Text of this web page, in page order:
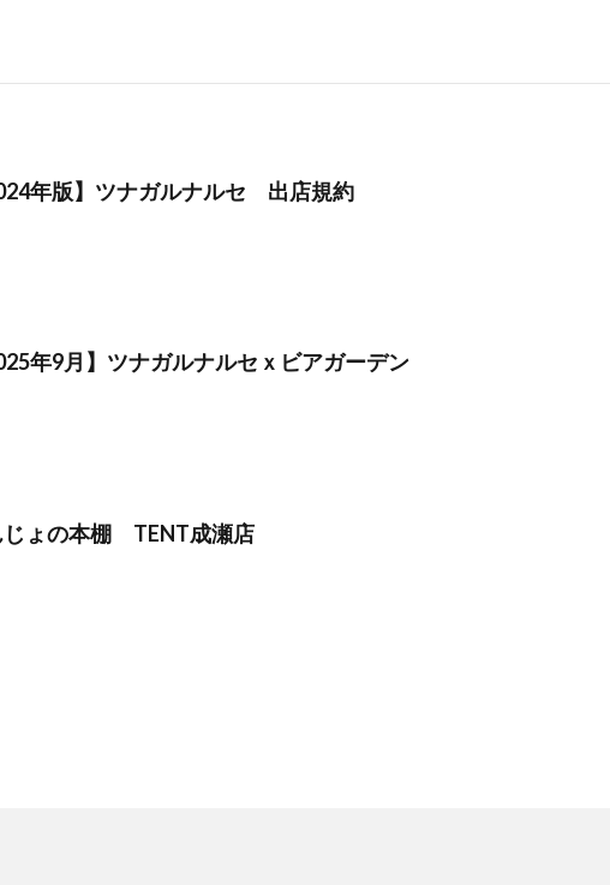
年版】ツナガルナルセ 出店規約
年9月】ツナガルナルセｘビアガーデン
じょの本棚 TENT成瀬店